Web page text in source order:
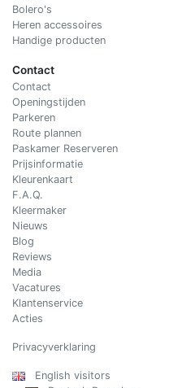
Bolero's
Heren accessoires
Handige producten
Contact
Contact
Openingstijden
Parkeren
Route plannen
Paskamer Reserveren
Prijsinformatie
Kleurenkaart
F.A.Q.
Kleermaker
Nieuws
Blog
Reviews
Media
Vacatures
Klantenservice
Acties
Privacyverklaring
English visitors